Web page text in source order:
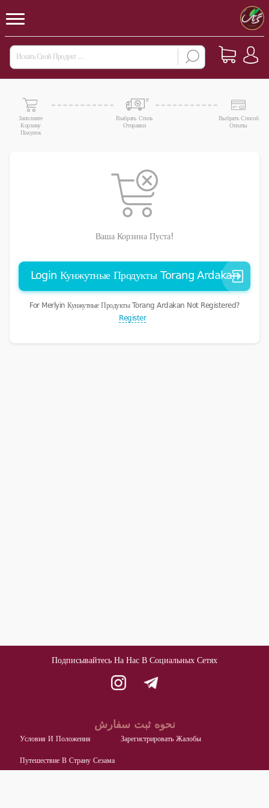
Заполните
Корзину
Покупок
Выбрать Стиль
Отправки
Выбрать Способ
Оплаты
Ваша Корзина Пуста!
Login Кунжутные Продукты Torang Ardakan
For Merlyin Кунжутные Продукты Torang Ardakan Not Registered?
Register
Подписывайтесь На Нас В Социальных Сетях
نحوه ثبت سفارش
Условия И Положения Зарегистрировать Жалобы
Путешествие В Страну Сезама